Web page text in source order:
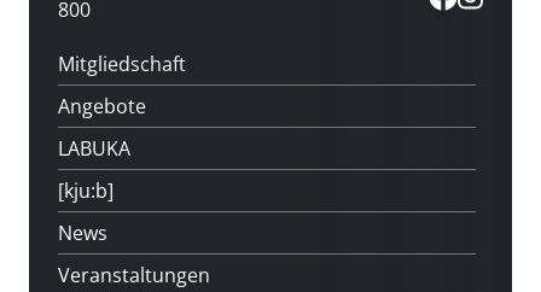
800
Mitgliedschaft
Angebote
LABUKA
[kju:b]
News
Veranstaltungen